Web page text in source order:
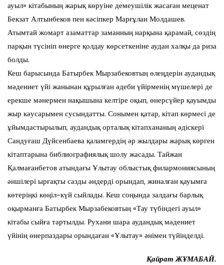
ауыл» кітабының жарық көруіне демеушілік жасаған меценат
Бекзат Алтынбеков пен кәсіпкер Марғұлан Молдашев.
Атымтай жомарт азаматтар заманның нарқына қарамай, сөздің
парқын түсініп өнерге қолдау көрсеткеніне аудан халқы да риза
болды.
Кеш барысында Батырбек Мырзабековтың өлеңдерін аудандық
мәдениет үйі жанынан құрылған әдеби үйірменің мүшелері де
ерекше мәнермен нақышына келтіре оқып, өнерсүйер қауымды
жыр кәусарымен сусындатты. Сонымен қатар, кітап көрмесі де
ұйымдастырылып, аудандық орталық кітапхананың әдіскері
Сандуғаш Дүйсенбаева қаламгердің әр жылдары жарық көрген
кітаптарына библиографиялық шолу жасады. Тайжан
Қалмағанбетов атындағы Ұлытау облыстық филармониясының
әншілері ырғақты сазды әндерді орындап, жиналған қауымға
көтеріңкі көңіл-күй сыйлады. Кеш соңында залдағы барлық
оқырманға Батырбек Мырзабековтың «Тау түбіндегі ауыл»
кітабы сыйға тартылды. Рухани шара аудандық мәдениет
үйінің өнерпаздары орындаған «Ұлытау» әнімен түйінделді.
Қайрат ЖҰМАБАЙ.